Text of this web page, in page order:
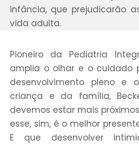
infância, que prejudicarão
vida adulta.
Pioneiro da Pediatria
amplia o olhar e o cuidado
desenvolvimento pleno e
criança e da família,
devemos estar mais
esse, sim, é o melhor
E que desenvolver